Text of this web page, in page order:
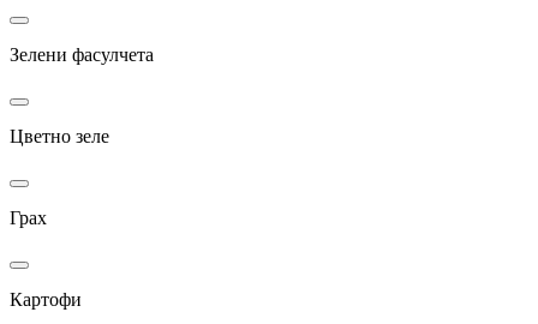
Зелени фасулчета
Цветно зеле
Грах
Картофи